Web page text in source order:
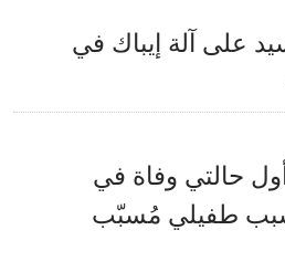
على آلة إيباك في
حالتي وفاة في
بسبب طفيلي مُسبّب